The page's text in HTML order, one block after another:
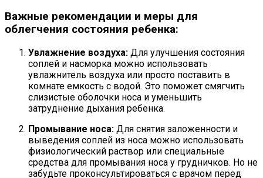
Важные рекомендации и меры для
облегчения состояния ребенка:
Увлажнение воздуха: Для улучшения состояния
соплей и насморка можно использовать
увлажнитель воздуха или просто поставить в
комнате емкость с водой. Это поможет смягчить
слизистые оболочки носа и уменьшить
затруднение дыхания ребенка.
Промывание носа: Для снятия заложенности и
выведения соплей из носа можно использовать
физиологический раствор или специальные
средства для промывания носа у грудничков. Но не
забудьте проконсультироваться с врачом перед